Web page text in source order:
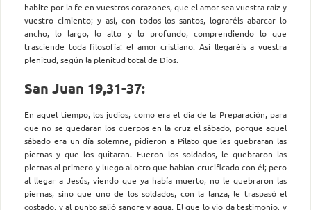
habite por la fe en vuestros corazones, que el amor sea vuestra raíz y
vuestro cimiento; y así, con todos los santos, lograréis abarcar lo
ancho, lo largo, lo alto y lo profundo, comprendiendo lo que
trasciende toda filosofía: el amor cristiano. Así llegaréis a vuestra
plenitud, según la plenitud total de Dios.
San Juan 19,31-37:
En aquel tiempo, los judíos, como era el día de la Prepara­ción, para
que no se quedaran los cuerpos en la cruz el sábado, porque aquel
sábado era un día solemne, pidieron a Pilato que les quebraran las
piernas y que los quitaran. Fueron los soldados, le quebraron las
piernas al primero y luego al otro que habían crucificado con él; pero
al llegar a Jesús, viendo que ya había muerto, no le quebraron las
piernas, sino que uno de los soldados, con la lanza, le traspasó el
costado, y al punto salió sangre y agua. El que lo vio da testimonio, y